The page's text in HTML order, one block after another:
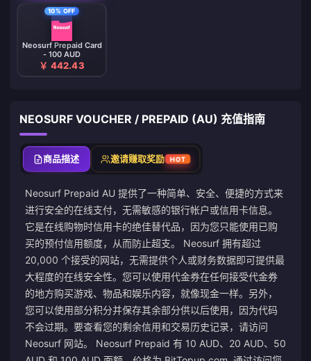
10% OFF
Neosurf Prepaid Card
- 100 AUD
￥ 442.43
NEOSURF VOUCHER / PREPAID (AU) 充值指南
商品描述 邀请赚取奖励 HOT
Neosurf Prepaid AU 提供了一种简单、安全、便捷的方式来
进行安全的在线支付，无需敏感的银行帐户或信用卡信息。
它是在线购物时信用卡的绝佳替代品，因为您只能使用已购
买的预付信用额度，从而防止超支。 Neosurf 拥有超过
20,000 个接受的网站，无需提供个人或财务数据即可提供最
大程度的在线安全性。您可以使用代金券在任何接受代金券
的地方购买游戏、物品和娱乐内容，就像现金一样。另外，
您可以使用部分积分并保存其余部分供以后使用，因为代码
不会过期。要查看您的剩余信用和交易历史记录，请访问
Neosurf 网站。 Neosurf Prepaid 有 10 AUD、20 AUD、50